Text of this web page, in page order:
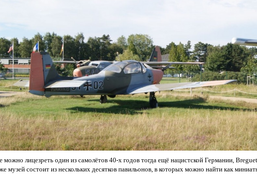
можно лицезреть один из самолётов 40-х годов тогда ещё нацистской Германии,
музей состоит из нескольких десятков павильонов, в которых можно найти как